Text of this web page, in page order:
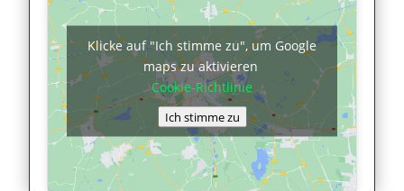
Klicke auf "Ich stimme zu", um Google
maps zu aktivieren
Cookie-Richtlinie
Ich stimme zu